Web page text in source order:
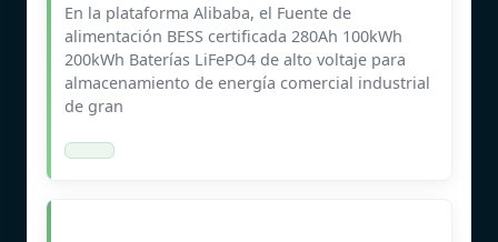
En la plataforma Alibaba, el Fuente de
alimentación BESS certificada 280Ah 100kWh
200kWh Baterías LiFePO4 de alto voltaje para
almacenamiento de energía comercial industrial
de gran